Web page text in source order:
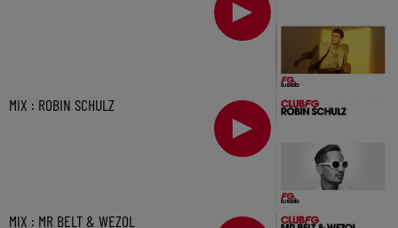
MIX : ROBIN SCHULZ
MIX : MR BELT & WEZOL